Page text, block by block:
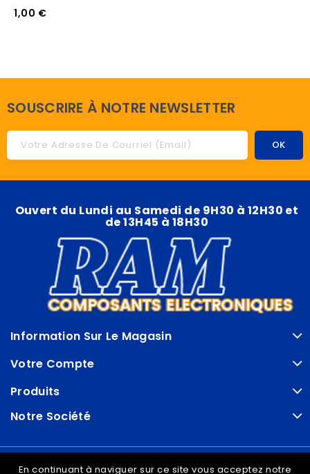
1,00 €
SOUSCRIRE À NOTRE NEWSLETTER
Ouvert du Lundi au Samedi de 9H30 à 12H30 et
de 13H45 à 18H30
Information Sur Le Magasin
Votre Compte
Produits
Notre Société
© VDRAM - 2026
En continuant à naviguer sur ce site vous acceptez notre